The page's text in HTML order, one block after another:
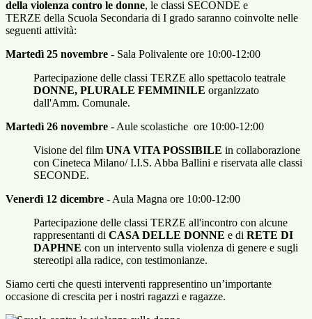
della violenza contro le donne, le classi SECONDE e
TERZE della Scuola Secondaria di I grado saranno coinvolte nelle
seguenti attività:
Martedì 25 novembre - Sala Polivalente ore 10:00-12:00
Partecipazione delle classi TERZE allo spettacolo teatrale
DONNE, PLURALE FEMMINILE organizzato
dall'Amm. Comunale.
Martedì 26 novembre - Aule scolastiche ore 10:00-12:00
Visione del film UNA VITA POSSIBILE in collaborazione
con Cineteca Milano/ I.I.S. Abba Ballini e riservata alle classi
SECONDE.
Venerdì 12 dicembre - Aula Magna ore 10:00-12:00
Partecipazione delle classi TERZE all'incontro con alcune
rappresentanti di CASA DELLE DONNE e di RETE DI
DAPHNE con un intervento sulla violenza di genere e sugli
stereotipi alla radice, con testimonianze.
Siamo certi che questi interventi rappresentino un’importante
occasione di crescita per i nostri ragazzi e ragazze.